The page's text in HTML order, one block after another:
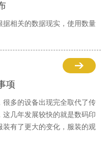
相关的数据现实，使用数量
项
多的设备出现完全取代了传
几年发展较快的就是数码印
有了更大的变化，服装的观